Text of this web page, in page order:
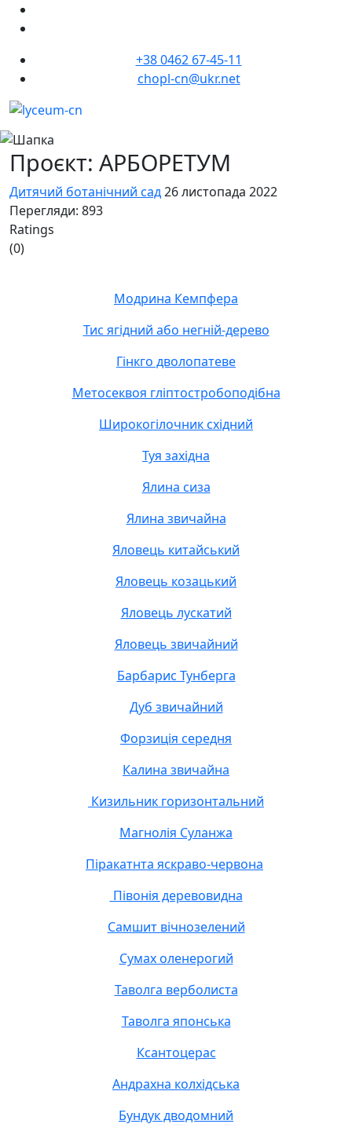
+38 0462 67-45-11
chopl-cn@ukr.net
Проєкт: АРБОРЕТУМ
Дитячий ботанічний сад26 листопада 2022
Перегляди: 893
Ratings
(0)
Модрина Кемпфера
Тис ягідний або негній-дерево
Гінкго дволопатеве
Метосеквоя гліптостробоподібна
Широкогілочник східний
Туя західна
Ялина сиза
Ялина звичайна
Яловець китайський
Яловець козацький
Яловець лускатий
Яловець звичайний
Барбарис Тунберга
Дуб звичайний
Форзиція середня
Калина звичайна
Кизильник горизонтальний
Магнолія Суланжа
Піракатнта яскраво-червона
Півонія деревовидна
Самшит вічнозелений
Сумах оленерогий
Таволга верболиста
Таволга японська
Ксантоцерас
Андрахна колхідська
Бундук дводомний